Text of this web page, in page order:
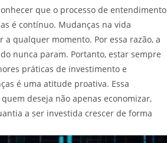
que o processo de entendimento
é contínuo. Mudanças na vida
qualquer momento. Por essa razão, a
nunca param. Portanto, estar sempre
práticas de investimento e
é uma atitude proativa. Essa
deseja não apenas economizar,
a ser investida crescer de forma